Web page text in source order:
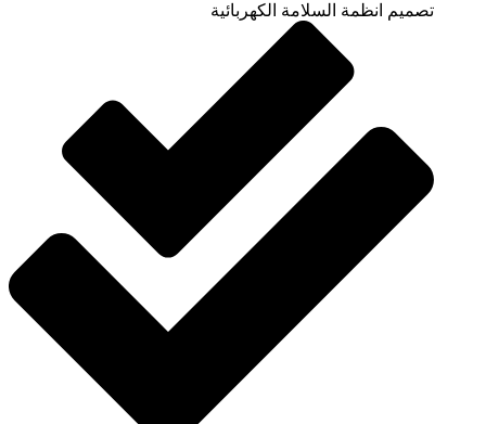
تصميم انظمة السلامة الكهربائية